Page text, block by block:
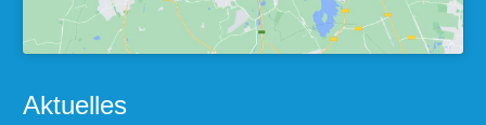
Aktuelles